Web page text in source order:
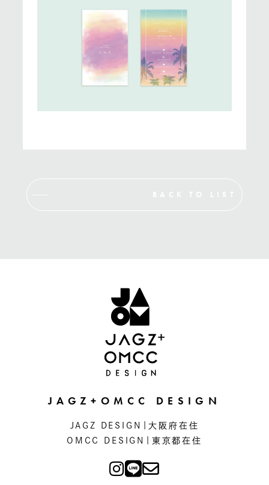
JAGZ+OMCC DESIGN
JAGZ DESIGN|大阪府在住
OMCC DESIGN|東京都在住